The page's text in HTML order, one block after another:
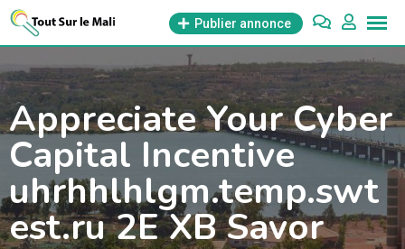
Aller
Publier annonce
Appreciate Your Cyber
Capital Incentive
uhrhhlhlgm.temp.swt
est.ru 2E XB Savor